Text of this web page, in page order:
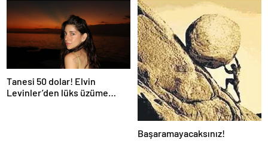
Tanesi 50 dolar! Elvin
Levinler’den lüks üzüme
Başaramayacaksınız!